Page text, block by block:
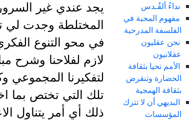
نداءُ ألقُـدس
مفهوم المحبة في
الفلسفة المدرحية
نحن عقليون
عقلانيون
الأمم تحيا بثقافة
الحضارة وتنقرض
بثقافة الهمجية
البديهي أن لا تترك
المؤسسات
يجد عندي غير
المختلطة وجدت لي
في محو التنوع
لازم لفلاحنا وشرح
لتفكيرنا المجموعي
تلك التي تختص بما
ذلك أي أمر يتناول